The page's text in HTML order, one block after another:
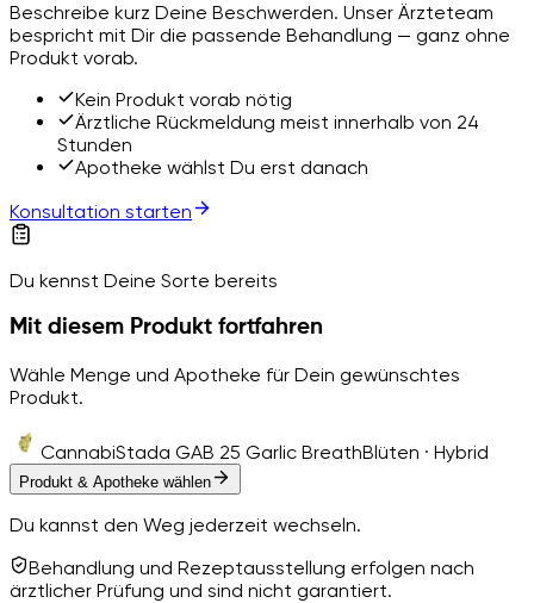
Beschreibe kurz Deine Beschwerden. Unser Ärzteteam
bespricht mit Dir die passende Behandlung — ganz ohne
Produkt vorab.
Kein Produkt vorab nötig
Ärztliche Rückmeldung meist innerhalb von 24
Stunden
Apotheke wählst Du erst danach
Konsultation starten
Du kennst Deine Sorte bereits
Mit diesem Produkt fortfahren
Wähle Menge und Apotheke für Dein gewünschtes
Produkt.
CannabiStada GAB 25 Garlic BreathBlüten · Hybrid
Produkt & Apotheke wählen
Du kannst den Weg jederzeit wechseln.
Behandlung und Rezeptausstellung erfolgen nach
ärztlicher Prüfung und sind nicht garantiert.